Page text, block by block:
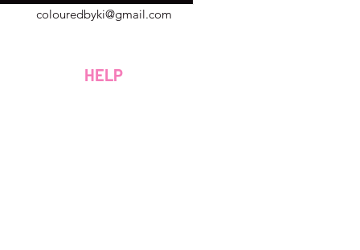
colouredbyki@gmail.com
Du lundi au vendredi de 9h à 20h
HELP